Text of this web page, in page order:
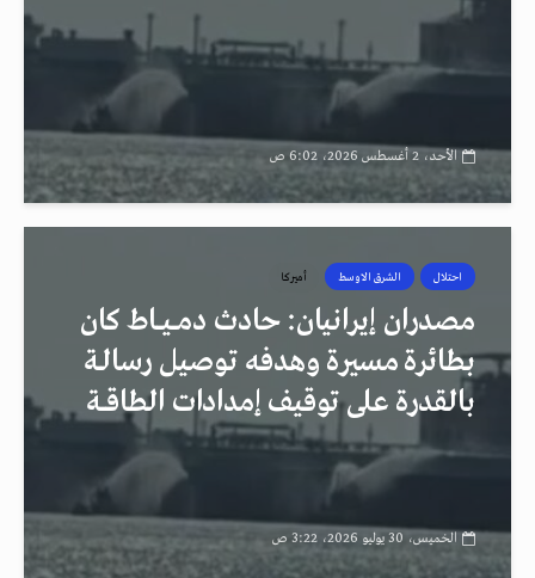
الأحد، 2 أغسطس 2026، 6:02 ص
احتلال الشرق الاوسط أميركا
مصدران إيرانيان: حادث دمــيــاط كان
بطائرة مسيرة وهدفه توصيل رسالـة
بالقدرة على توقيف إمدادات الطاقــة
الخميس، 30 يوليو 2026، 3:22 ص